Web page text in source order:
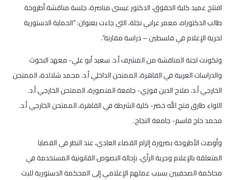
افتتح عميد كلية الحقوق، الدكتور عيسى مناصرة، جلسة مناقشة أطروحة
طالب الدكتوراه، معمر عرابي نخلة، التي جاءت بعنوان: “الحماية الدستورية
لحرية الإعلام في فلسطين – دراسة مقارنة”.
وتكونت لجنة المناقشة من المشرف أ.د. سعيد أبو علي- معهد البحوث
والدراسات العربية في القاهرة، الممتحن الداخلي أ.د. محمد شلالدة، الممتحن
الخارجي أ.د. صلاح الدين فوزي- جامعة المنصورة، الممتحن الخارجي أ.د.
اللواء طارق فتح الله خضر- كلية الشرطة في القاهرة، الممتحن الخارجي أ.د.
محمد حاج قاسم- جامعة النجاح.
وأوصت الأطروحة بضرورة إلزام القضاء العادي، عند النظر في القضايا
المتعلقة بالإعلام وحرية الرأي، بإحالة النصوص القانونية المستخدمة في
محاكمة الصحفيين بسبب عملهم الإعلامي إلى المحكمة الدستورية للبت